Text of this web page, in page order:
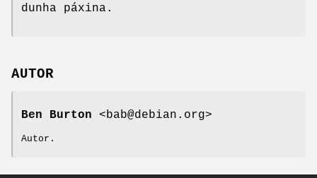
dunha páxina.
AUTOR
Ben Burton <bab@debian.org>
Autor.